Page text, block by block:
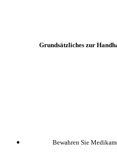
Grundsätzliches zur
Bewahren Sie